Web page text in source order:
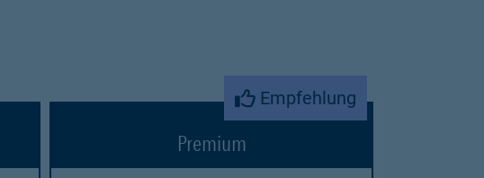
Premium
Empfehlung